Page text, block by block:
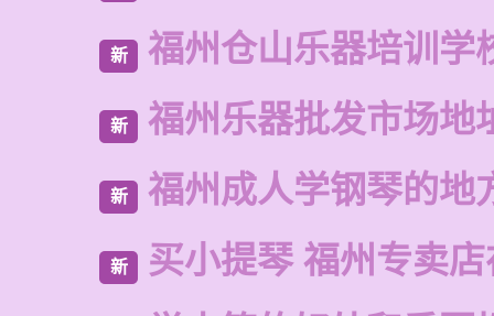
新 福州仓山乐器培训学
新 福州乐器批发市场地
新 福州成人学钢琴的地
新 买小提琴 福州专卖